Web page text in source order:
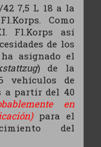
7,5 L 18 a la
Como
Fl.Korps así
de los
asignado el
) de la
vehículos de
a partir del 40
en
para el
del